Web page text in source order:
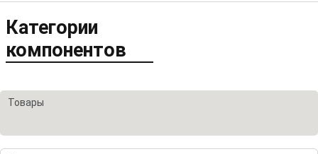
Категории
компонентов
Товары